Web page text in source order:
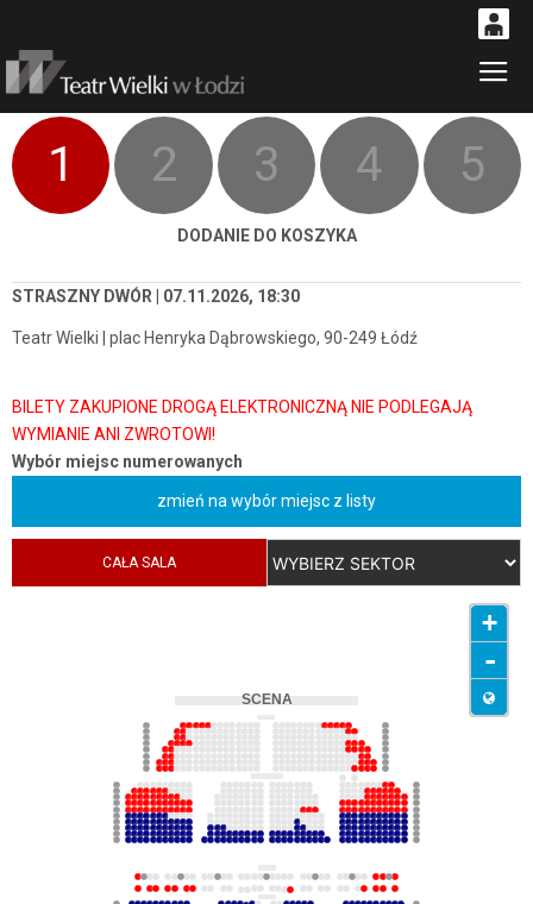
0
0,00
PLN
14
1 2 3 4 5
DODANIE DO KOSZYKA
STRASZNY DWÓR | 07.11.2026, 18:30
Teatr Wielki | plac Henryka Dąbrowskiego, 90-249 Łódź
Wybór miejsc numerowanych
zmień na wybór miejsc z listy
CAŁA SALA
+
-